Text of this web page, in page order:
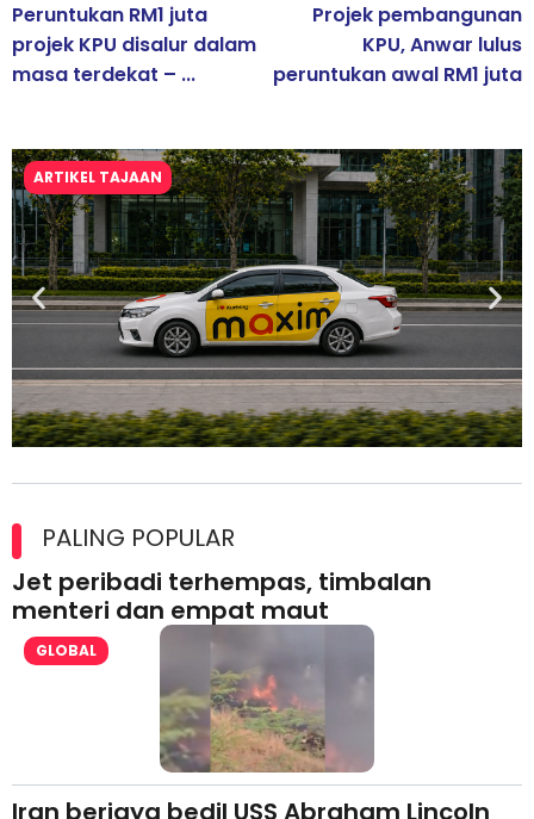
Peruntukan RM1 juta
projek KPU disalur dalam
masa terdekat – ...
Projek pembangunan
KPU, Anwar lulus
peruntukan awal RM1 juta
ARTIKEL TAJAAN
lesen separuh pertama 2026
PALING POPULAR
Jet peribadi terhempas, timbalan
menteri dan empat maut
GLOBAL
Iran berjaya bedil USS Abraham Lincoln